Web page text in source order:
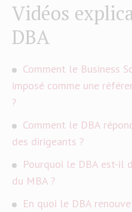
Vidéos
DBA
Comment le Business
imposé comme une
?
Comment le DBA
des dirigeants ?
Pourquoi le DBA est-il
du MBA ?
En quoi le DBA